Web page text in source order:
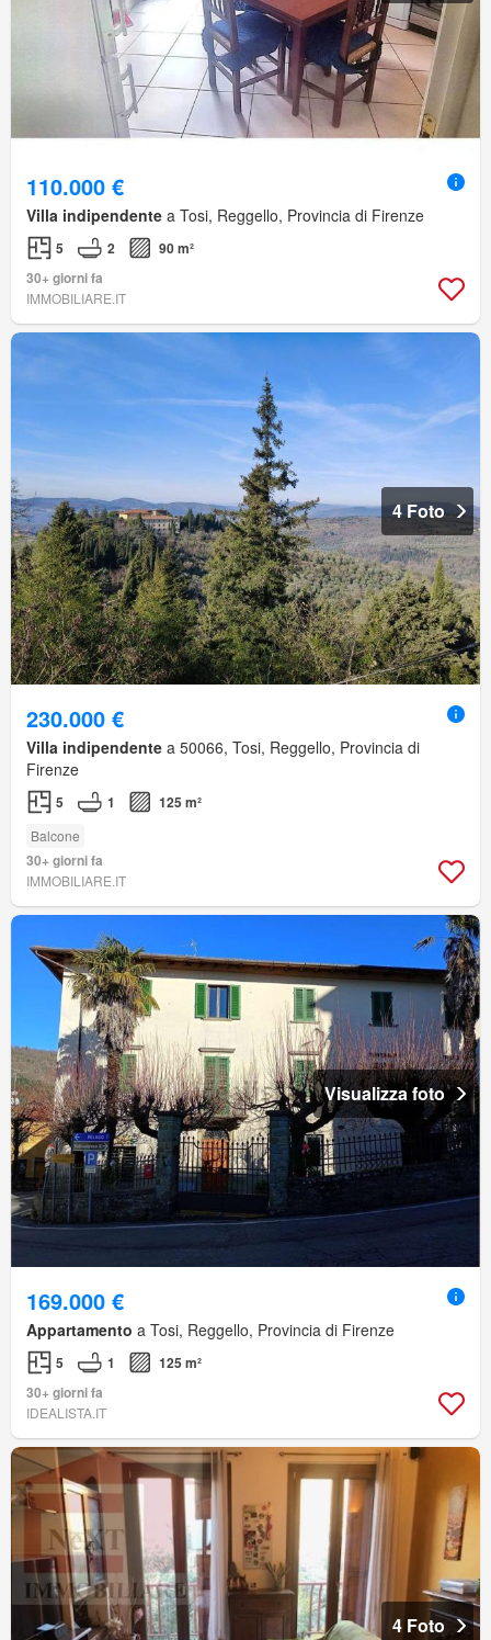
110.000 €
Villa indipendente a Tosi, Reggello, Provincia di Firenze
5 2
90 m²
30+ giorni fa
IMMOBILIARE.IT
4 Foto
230.000 €
Villa indipendente a 50066, Tosi, Reggello, Provincia di
Firenze
5 1 125 m²
Balcone
30+ giorni fa
IMMOBILIARE.IT
Visualizza foto
169.000 €
Appartamento a Tosi, Reggello, Provincia di Firenze
5 1
125 m²
30+ giorni fa
IDEALISTA.IT
4 Foto